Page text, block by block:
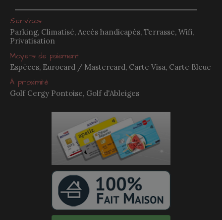
Services
Parking, Climatisé, Accès handicapés, Terrasse, Wifi,
Privatisation
Moyens de paiement
Espèces, Eurocard / Mastercard, Carte Visa, Carte Bleue
À proximité
Golf Cergy Pontoise, Golf d'Ableiges